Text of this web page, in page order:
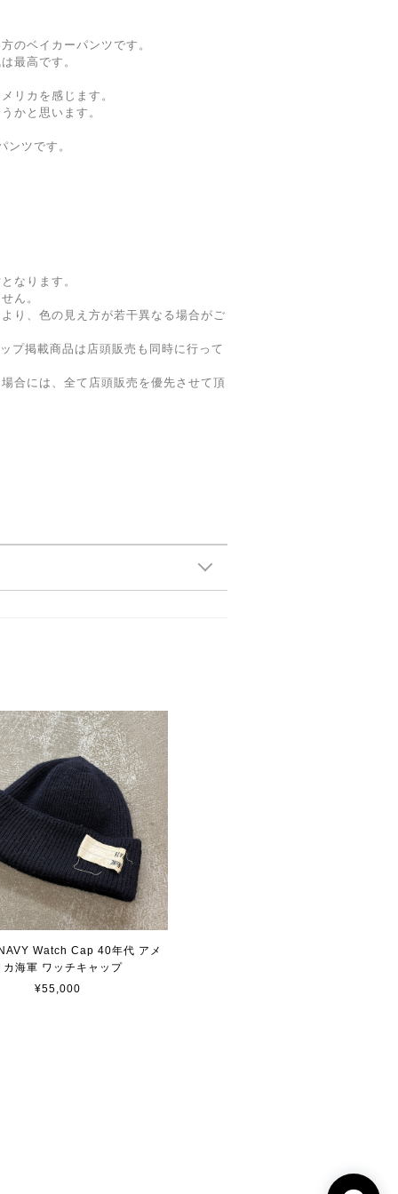
のベイカーパンツです。
最高です。
リカを感じます。
かと思います。
ンツです。
なります。
ん。
り、色の見え方が若干異なる場合がご
プ掲載商品は店頭販売も同時に行って
合には、全て店頭販売を優先させて頂
Watch Cap 40年代 アメ
カ海軍 ワッチキャップ
¥55,000